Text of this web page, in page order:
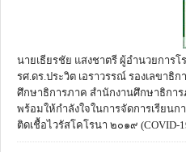
นายเธียรชัย แสงชาตรี ผู้อำนวยการ
รศ.ดร.ประวิต เอราวรรณ์ รองเลขา
ศึกษาธิการภาค สำนักงานศึกษาธิกา
พร้อมให้กำลังใจในการจัดการเรียนก
ติดเชื้อไวรัสโคโรนา ๒๐๑๙